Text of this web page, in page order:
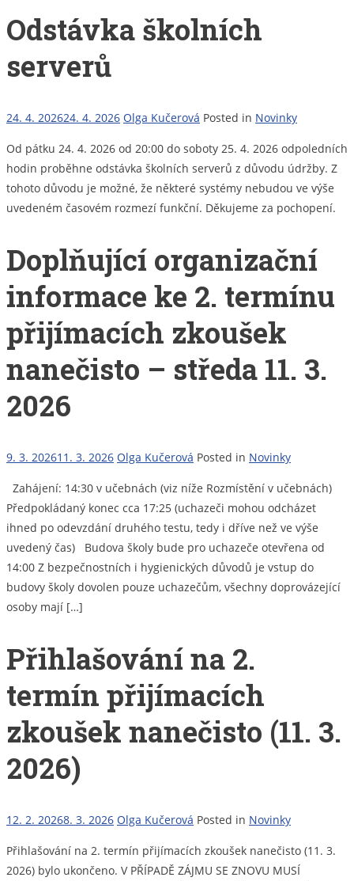
Odstávka školních
serverů
24. 4. 202624. 4. 2026 Olga Kučerová Posted in Novinky
Od pátku 24. 4. 2026 od 20:00 do soboty 25. 4. 2026 odpoledních
hodin proběhne odstávka školních serverů z důvodu údržby. Z
tohoto důvodu je možné, že některé systémy nebudou ve výše
uvedeném časovém rozmezí funkční. Děkujeme za pochopení.
Doplňující organizační
informace ke 2. termínu
přijímacích zkoušek
nanečisto – středa 11. 3.
2026
9. 3. 202611. 3. 2026 Olga Kučerová Posted in Novinky
Zahájení: 14:30 v učebnách (viz níže Rozmístění v učebnách)
Předpokládaný konec cca 17:25 (uchazeči mohou odcházet
ihned po odevzdání druhého testu, tedy i dříve než ve výše
uvedený čas) Budova školy bude pro uchazeče otevřena od
14:00 Z bezpečnostních i hygienických důvodů je vstup do
budovy školy dovolen pouze uchazečům, všechny doprovázející
osoby mají […]
Přihlašování na 2.
termín přijímacích
zkoušek nanečisto (11. 3.
2026)
12. 2. 20268. 3. 2026 Olga Kučerová Posted in Novinky
Přihlašování na 2. termín přijímacích zkoušek nanečisto (11. 3.
2026) bylo ukončeno. V PŘÍPADĚ ZÁJMU SE ZNOVU MUSÍ